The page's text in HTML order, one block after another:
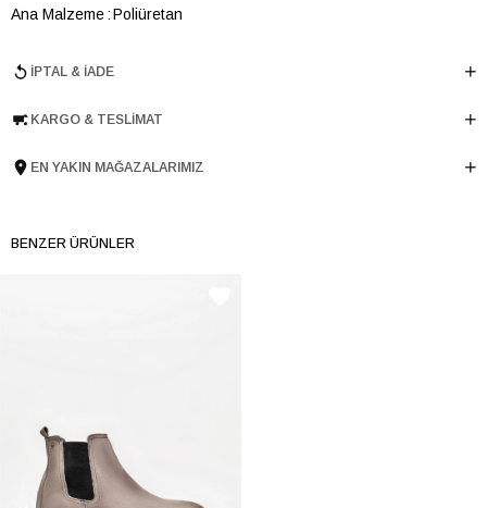
Ana Malzeme Poliüretan
Topuk Boyu 4.5 cm
Taban Yüksekliği 3 cm
İPTAL & İADE
KARGO & TESLIMAT
EN YAKIN MAĞAZALARIMIZ
BENZER ÜRÜNLER